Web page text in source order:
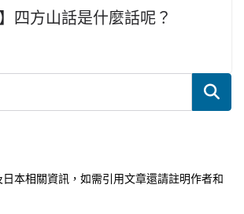
四方山話是什麼話呢？
本相關資訊，如需引用文章還請註明作者和